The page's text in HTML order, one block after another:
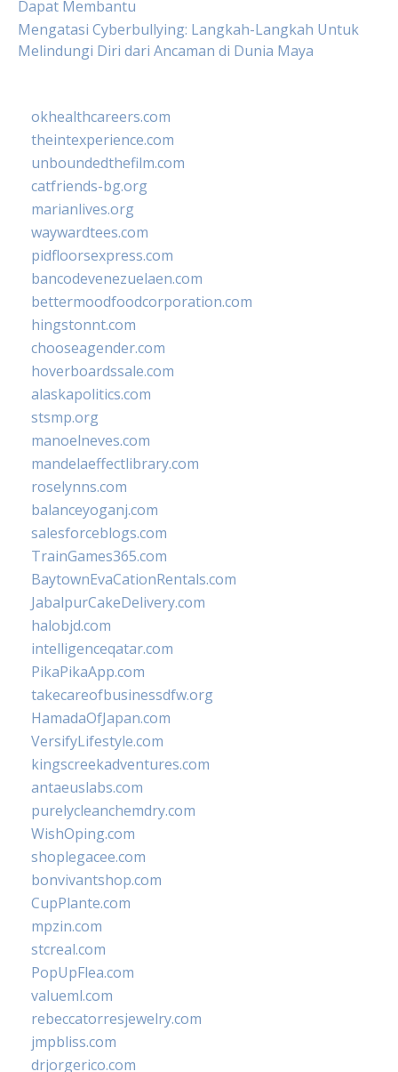
Dapat Membantu
Mengatasi Cyberbullying: Langkah-Langkah Untuk
Melindungi Diri dari Ancaman di Dunia Maya
okhealthcareers.com
theintexperience.com
unboundedthefilm.com
catfriends-bg.org
marianlives.org
waywardtees.com
pidfloorsexpress.com
bancodevenezuelaen.com
bettermoodfoodcorporation.com
hingstonnt.com
chooseagender.com
hoverboardssale.com
alaskapolitics.com
stsmp.org
manoelneves.com
mandelaeffectlibrary.com
roselynns.com
balanceyoganj.com
salesforceblogs.com
TrainGames365.com
BaytownEvaCationRentals.com
JabalpurCakeDelivery.com
halobjd.com
intelligenceqatar.com
PikaPikaApp.com
takecareofbusinessdfw.org
HamadaOfJapan.com
VersifyLifestyle.com
kingscreekadventures.com
antaeuslabs.com
purelycleanchemdry.com
WishOping.com
shoplegacee.com
bonvivantshop.com
CupPlante.com
mpzin.com
stcreal.com
PopUpFlea.com
valueml.com
rebeccatorresjewelry.com
jmpbliss.com
drjorgerico.com